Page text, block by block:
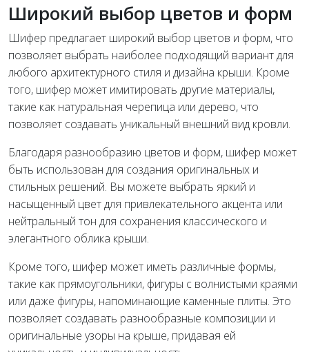
Широкий выбор цветов и форм
Шифер предлагает широкий выбор цветов и форм, что
позволяет выбрать наиболее подходящий вариант для
любого архитектурного стиля и дизайна крыши. Кроме
того, шифер может имитировать другие материалы,
такие как натуральная черепица или дерево, что
позволяет создавать уникальный внешний вид кровли.
Благодаря разнообразию цветов и форм, шифер может
быть использован для создания оригинальных и
стильных решений. Вы можете выбрать яркий и
насыщенный цвет для привлекательного акцента или
нейтральный тон для сохранения классического и
элегантного облика крыши.
Кроме того, шифер может иметь различные формы,
такие как прямоугольники, фигуры с волнистыми краями
или даже фигуры, напоминающие каменные плиты. Это
позволяет создавать разнообразные композиции и
оригинальные узоры на крыше, придавая ей